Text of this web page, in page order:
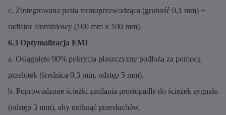
c. Zintegrowana pasta termoprzewodząca (grubość 0,1 mm) +
radiator aluminiowy (100 mm x 100 mm).
6.3 Optymalizacja EMI
a. Osiągnięto 90% pokrycia płaszczyzny podłoża za pomocą
przelotek (średnica 0,3 mm, odstęp 5 mm).
b. Poprowadzone ścieżki zasilania prostopadle do ścieżek sygnału
(odstęp 3 mm), aby uniknąć przesłuchów.